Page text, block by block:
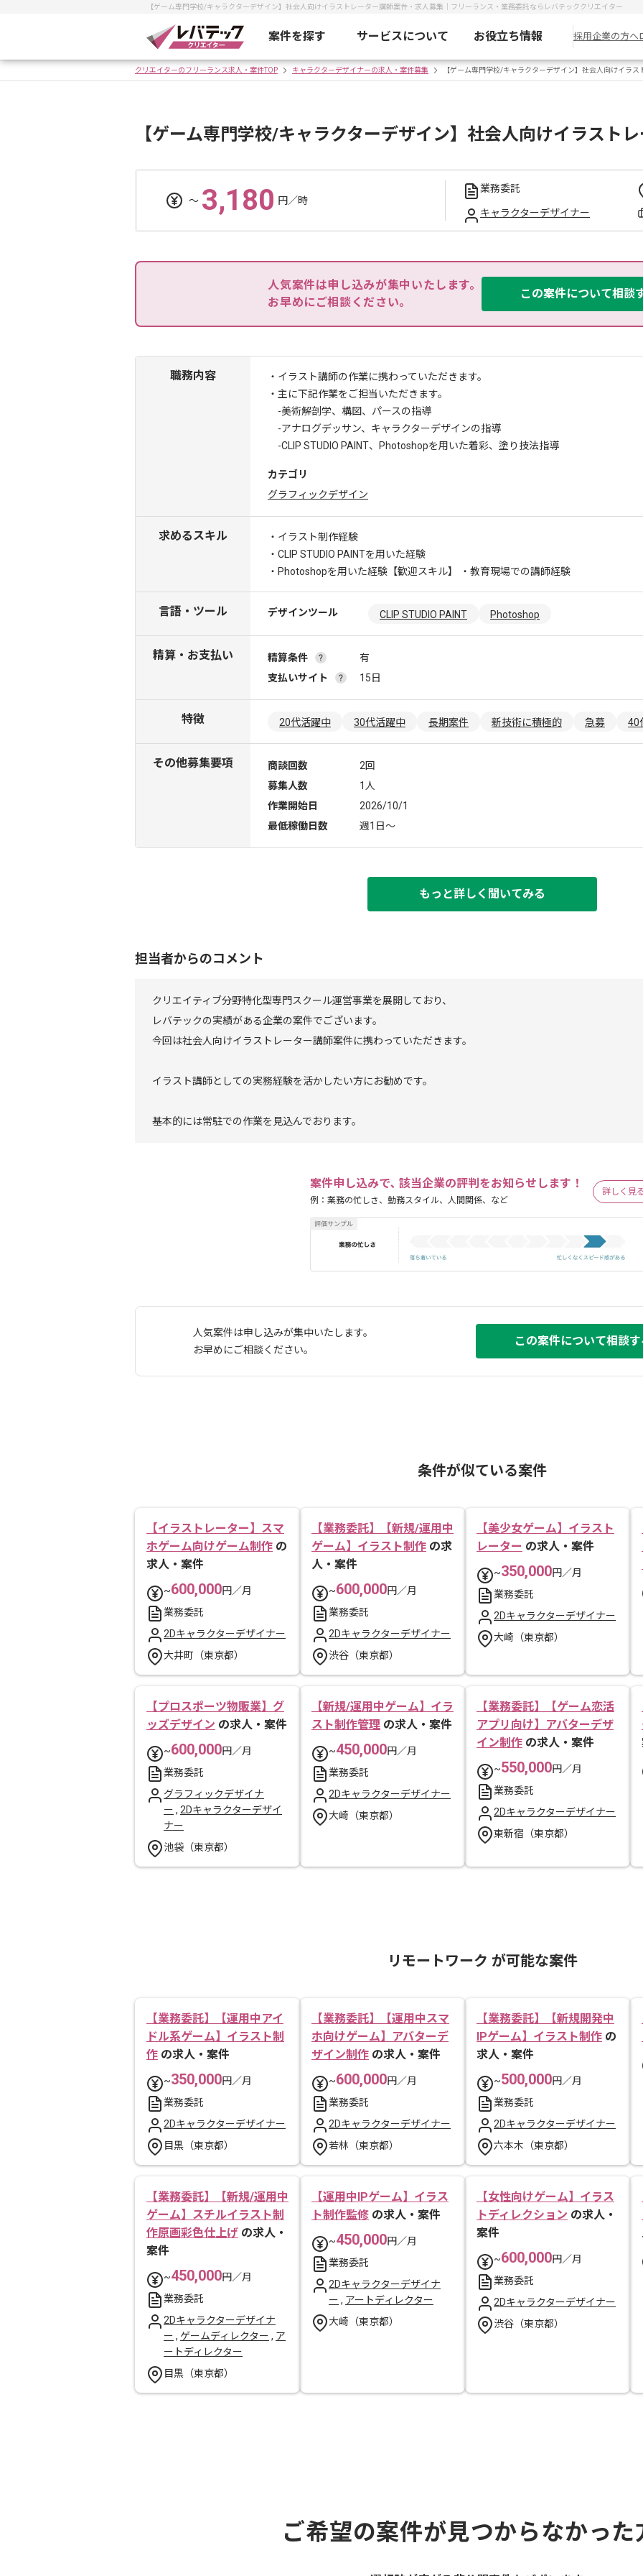
【ゲーム専門学校/キャラクターデザイン】社会人向けイラストレーター講師案件・求人募集｜フリーランス・業務委託ならレバテッククリエイター
案件を探す サービスについて お役立ち情報 採用企業の方へ
クリエイターのフリーランス求人・案件TOP キャラクターデザイナーの求人・案件募集 【ゲーム専門学校/キャラクターデザイン】社会人向けイラス
【ゲーム専門学校/キャラクターデザイン】社会人向けイラスト
〜 3,180 円／時
業務委託
キャラクターデザイナー
人気案件は申し込みが集中いたします。
お早めにご相談ください。
この案件について相談
職務内容
・イラスト講師の作業に携わっていただきます。
・主に下記作業をご担当いただきます。
-美術解剖学、構図、パースの指導
-アナログデッサン、キャラクターデザインの指導
-CLIP STUDIO PAINT、Photoshopを用いた着彩、塗り技法指導
カテゴリ
グラフィックデザイン
求めるスキル
・イラスト制作経験
・CLIP STUDIO PAINTを用いた経験
・Photoshopを用いた経験 【歓迎スキル】 ・教育現場での講師経験
言語・ツール デザインツール CLIP STUDIO PAINT Photoshop
精算・お支払い 精算条件
有
支払いサイト
15日
特徴 20代活躍中 30代活躍中 長期案件 新技術に積極的 急募 40
その他募集要項 商談回数
2回
募集人数
1人
作業開始日
2026/10/1
最低稼働日数
週1日〜
もっと詳しく聞いてみる
担当者からのコメント
クリエイティブ分野特化型専門スクール運営事業を展開しており、
レバテックの実績がある企業の案件でございます。
今回は社会人向けイラストレーター講師案件に携わっていただきます。
イラスト講師としての実務経験を活かしたい方にお勧めです。
基本的には常駐での作業を見込んでおります。
案件申し込みで､ 該当企業の評判をお知らせします！
例：業務の忙しさ、勤務スタイル、人間関係、など
詳しく見
人気案件は申し込みが集中いたします。
お早めにご相談ください。
この案件について相談
条件が似ている案件
【イラストレーター】スマ
ホゲーム向けゲーム制作 の
求人・案件
~600,000円／月
業務委託
2Dキャラクターデザイナー
大井町（東京都）
【業務委託】【新規/運用中
ゲーム】イラスト制作 の求
人・案件
~600,000円／月
業務委託
2Dキャラクターデザイナー
渋谷（東京都）
【美少女ゲーム】イラスト
レーター の求人・案件
~350,000円／月
業務委託
2Dキャラクターデザイナー
大崎（東京都）
【プロスポーツ物販業】グ
ッズデザイン の求人・案件
~600,000円／月
業務委託
グラフィックデザイナ
ー , 2Dキャラクターデザイ
ナー
池袋（東京都）
【新規/運用中ゲーム】イラ
スト制作管理 の求人・案件
~450,000円／月
業務委託
2Dキャラクターデザイナー
大崎（東京都）
【業務委託】【ゲーム恋活
アプリ向け】アバターデザ
イン制作 の求人・案件
~550,000円／月
業務委託
2Dキャラクターデザイナー
東新宿（東京都）
リモートワーク が可能な案件
【業務委託】【運用中アイ
ドル系ゲーム】イラスト制
作 の求人・案件
~350,000円／月
業務委託
2Dキャラクターデザイナー
目黒（東京都）
【業務委託】【運用中スマ
ホ向けゲーム】アバターデ
ザイン制作 の求人・案件
~600,000円／月
業務委託
2Dキャラクターデザイナー
若林（東京都）
【業務委託】【新規開発中
IPゲーム】イラスト制作 の
求人・案件
~500,000円／月
業務委託
2Dキャラクターデザイナー
六本木（東京都）
【業務委託】【新規/運用中
ゲーム】スチルイラスト制
作原画彩色仕上げ の求人・
案件
~450,000円／月
業務委託
2Dキャラクターデザイナ
ー , ゲームディレクター , ア
ートディレクター
目黒（東京都）
【運用中IPゲーム】イラス
ト制作監修 の求人・案件
~450,000円／月
業務委託
2Dキャラクターデザイナ
ー , アートディレクター
大崎（東京都）
【女性向けゲーム】イラス
トディレクション の求人・
案件
~600,000円／月
業務委託
2Dキャラクターデザイナー
渋谷（東京都）
ご希望の案件が見つからなかった